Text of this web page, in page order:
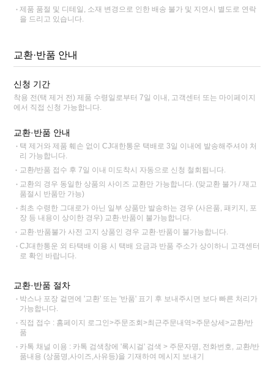
제품 품절 및 디테일, 소재 변경으로 인한 배송 불가 및 지연시 별도로 연락
을 드리고 있습니다.
교환·반품 안내
신청 기간
착용 전(택 제거 전) 제품 수령일로부터 7일 이내, 고객센터 또는 마이페이지
에서 직접 신청 가능합니다.
교환·반품 안내
택 제거와 제품 훼손 없이 CJ대한통운 택배로 3일 이내에 발송해주셔야 처
리 가능합니다.
교환/반품 접수 후 7일 이내 미도착시 자동으로 신청 철회됩니다.
교환의 경우 동일한 상품의 사이즈 교환만 가능합니다. (맞교환 불가 / 재고
품절시 반품만 가능)
최초 수령한 그대로가 아닌 일부 상품만 발송하는 경우 (사은품, 패키지, 포
장 등 내용이 상이한 경우) 교환·반품이 불가능합니다.
교환·반품불가 사전 고지 상품인 경우 교환·반품이 불가능합니다.
CJ대한통운 외 타택배 이용 시 택배 요금과 반품 주소가 상이하니 고객센터
로 확인 바랍니다.
교환·반품 절차
박스나 포장 겉면에 '교환' 또는 '반품' 표기 후 보내주시면 보다 빠른 처리가
가능합니다.
직접 접수 : 홈페이지 로그인>주문조회>최근주문내역>주문상세>교환/반
품
카톡 채널 이용 : 카톡 검색창에 '록시걸' 검색 > 주문자명, 전화번호, 교환/반
품내용 (상품명,사이즈,사유등)을 기재하여 메시지 보내기